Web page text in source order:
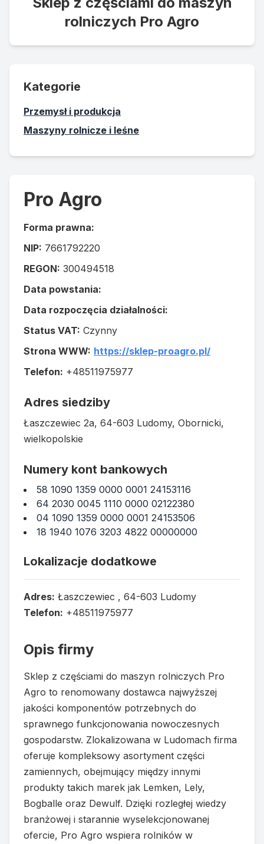
rolniczych Pro Agro
Kategorie
Przemysł i produkcja
Maszyny rolnicze i leśne
Pro Agro
Forma prawna:
NIP: 7661792220
REGON: 300494518
Data powstania:
Data rozpoczęcia działalności:
Status VAT: Czynny
Strona WWW: https://sklep-proagro.pl/
Telefon: +48511975977
Adres siedziby
Łaszczewiec 2a, 64-603 Ludomy, Obornicki,
wielkopolskie
Numery kont bankowych
58 1090 1359 0000 0001 24153116
64 2030 0045 1110 0000 02122380
04 1090 1359 0000 0001 24153506
18 1940 1076 3203 4822 00000000
Lokalizacje dodatkowe
Adres: Łaszczewiec , 64-603 Ludomy
Telefon: +48511975977
Opis firmy
Sklep z częściami do maszyn rolniczych Pro
Agro to renomowany dostawca najwyższej
jakości komponentów potrzebnych do
sprawnego funkcjonowania nowoczesnych
gospodarstw. Zlokalizowana w Ludomach firma
oferuje kompleksowy asortyment części
zamiennych, obejmujący między innymi
produkty takich marek jak Lemken, Lely,
Bogballe oraz Dewulf. Dzięki rozległej wiedzy
branżowej i starannie wyselekcjonowanej
ofercie, Pro Agro wspiera rolników w